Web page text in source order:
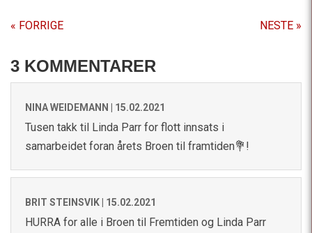
« FORRIGE NESTE »
3 KOMMENTARER
NINA WEIDEMANN | 15.02.2021
Tusen takk til Linda Parr for flott innsats i
samarbeidet foran årets Broen til framtiden💐!
BRIT STEINSVIK | 15.02.2021
HURRA for alle i Broen til Fremtiden og Linda Parr